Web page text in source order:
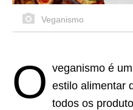
Veganismo
O veganismo é
estilo alimentar
todos os